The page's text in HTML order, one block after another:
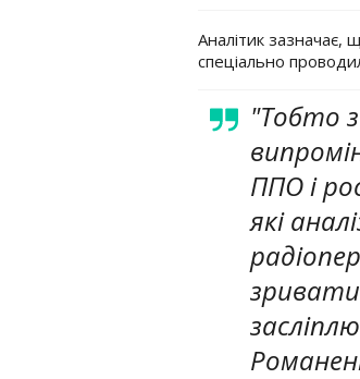
Аналітик
спеціально
"Тобто
ППО і
які